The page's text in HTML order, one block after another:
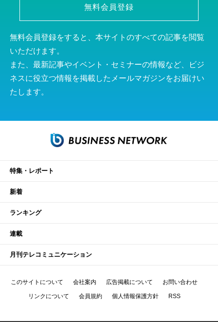
無料会員登録
無料会員登録をすると、本サイトのすべての記事を閲覧
いただけます。
また、最新記事やイベント・セミナーの情報など、ビジ
ネスに役立つ情報を掲載したメールマガジンをお届けい
たします。
特集・レポート
新着
ランキング
連載
月刊テレコミュニケーション
このサイトについて 会社案内 広告掲載について お問い合わせ
リンクについて 会員規約 個人情報保護方針 RSS